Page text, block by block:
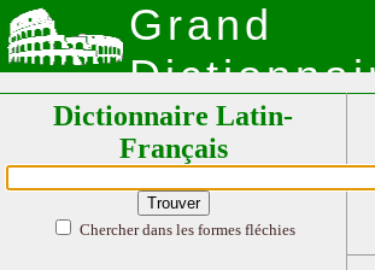
Grand
Latin
Dictionnaire Latin-
Français
Chercher dans les formes fléchies